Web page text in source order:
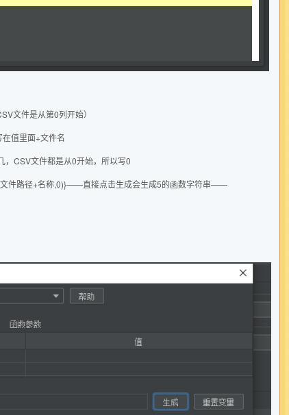
文件是从第0列开始）
值里面+文件名
，CSV文件都是从0开始，所以写0
件路径+名称,0)}——直接点击生成会生成5的函数字符串——